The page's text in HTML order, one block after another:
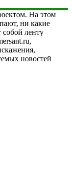
На этом
ни какие
собой ленту
новостей